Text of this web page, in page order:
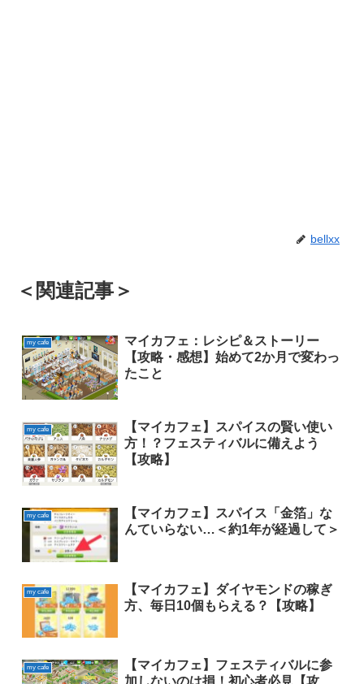
bellxx
＜関連記事＞
my cafe
マイカフェ：レシピ＆ストーリー
【攻略・感想】始めて2か月で変わっ
たこと
my cafe
【マイカフェ】スパイスの賢い使い
方！？フェスティバルに備えよう
【攻略】
my cafe
【マイカフェ】スパイス「金箔」な
んていらない…＜約1年が経過して＞
my cafe
【マイカフェ】ダイヤモンドの稼ぎ
方、毎日10個もらえる？【攻略】
my cafe
【マイカフェ】フェスティバルに参